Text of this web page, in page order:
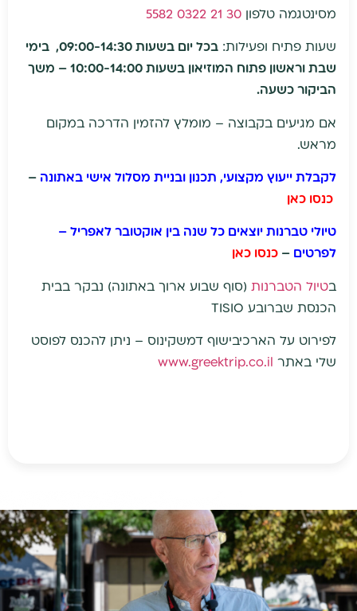
מסינטגמה טלפון 30 21 0322 5582
שעות פתיח ופעילות:
בכל יום בשעות 09:00-14:30, בימי
שבת וראשון פתוח המוזיאון בשעות 10:00-14:00 – משך
הביקור כשעה.
אם מגיעים בקבוצה – מומלץ להזמין הדרכה במקום
מראש.
לקבלת ייעוץ מקצועי, תכנון ובניית מסלול אישי באתונה –
כנסו כאן
טיולי טברנות יוצאים כל שנה בין אוקטובר לאפריל –
לפרטים – כנסו כאן
בטיול הטברנות (סוף שבוע ארוך באתונה) נבקר בבית
הכנסת שברובע TISIO
לפירוט על הארכיבישוף דמשקינוס – ניתן להכנס לפוסט
שלי באתר www.greektrip.co.il